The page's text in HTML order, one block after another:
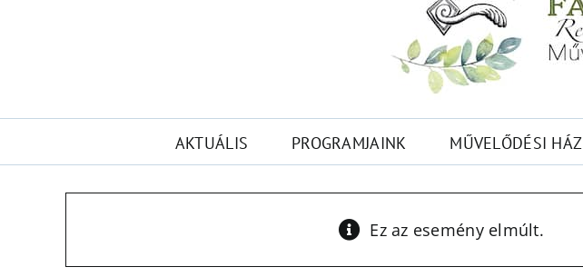
AKTUÁLIS PROGRAMJAINK MŰVELŐDÉSI HÁZ
Ez az esemény elmúlt.